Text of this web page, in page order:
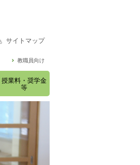
サイトマップ
教職員向け
授業料・奨学金
等